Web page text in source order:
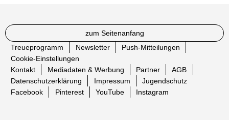
zum Seitenanfang
Treueprogramm
Newsletter
Push-Mitteilungen
Cookie-Einstellungen
Kontakt
Mediadaten & Werbung Partner
AGB
Datenschutzerklärung
Impressum
Jugendschutz
Facebook
Pinterest YouTube Instagram